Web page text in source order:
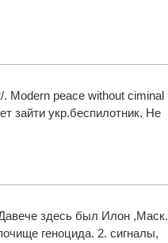
Modern peace without ciminal
зайти укр.беспилотник. Не
здесь был Илон ,Маск.
геноцида. 2. сигналы,